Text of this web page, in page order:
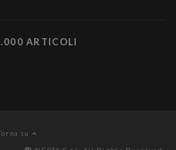
ARTICOLI
su